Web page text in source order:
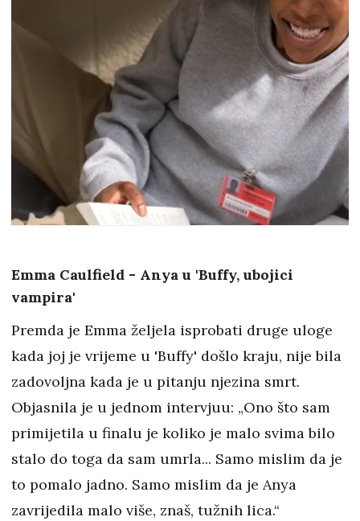
Emma Caulfield - Anya u 'Buffy, ubojici
vampira'
Premda je Emma željela isprobati druge uloge
kada joj je vrijeme u 'Buffy' došlo kraju, nije bila
zadovoljna kada je u pitanju njezina smrt.
Objasnila je u jednom intervjuu: „Ono što sam
primijetila u finalu je koliko je malo svima bilo
stalo do toga da sam umrla... Samo mislim da je
to pomalo jadno. Samo mislim da je Anya
zavrijedila malo više, znaš, tužnih lica.“